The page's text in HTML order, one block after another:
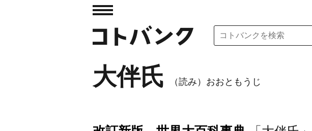
大伴氏 （読み）おおともうじ